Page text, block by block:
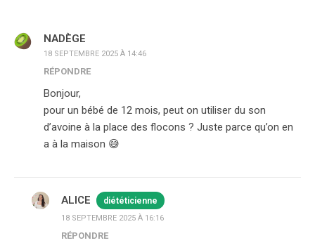
NADÈGE
18 SEPTEMBRE 2025 À 14:46
RÉPONDRE
Bonjour,
pour un bébé de 12 mois, peut on utiliser du son
d’avoine à la place des flocons ? Juste parce qu’on en
a à la maison 😅
ALICE diététicienne
18 SEPTEMBRE 2025 À 16:16
RÉPONDRE